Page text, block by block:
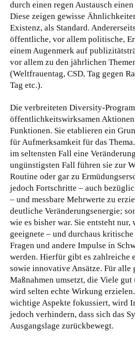
durch einen regen Austausch
Diese zeigen gewisse
Existenz, als Standard.
öffentliche, vor allem politische,
einem Augenmerk auf
vor allem zu den jährlichen
(Weltfrauentag, CSD, Tag gegen
Tag etc.).
Die verbreiteten Diversity-
öffentlichkeitswirksamen
Funktionen. Sie etablieren ein
für Aufmerksamkeit für das
im seltensten Fall eine
ungünstigsten Fall führen sie zur
Routine oder gar zu
jedoch Fortschritte – auch
– und messbare Mehrwerte zu
deutliche Veränderungsenergie;
wie es bisher war. Sie entsteht nur,
geeignete – und durchaus
Fragen und andere Impulse in
werden. Hierfür gibt es zahlreiche
sowie innovative Ansätze. Für
Maßnahmen umsetzt, die Viele
wird selten echte Wirkung
wichtige Aspekte fokussiert, wird
jedoch verhindern, dass sich das
Ausgangslage zurückbewegt.